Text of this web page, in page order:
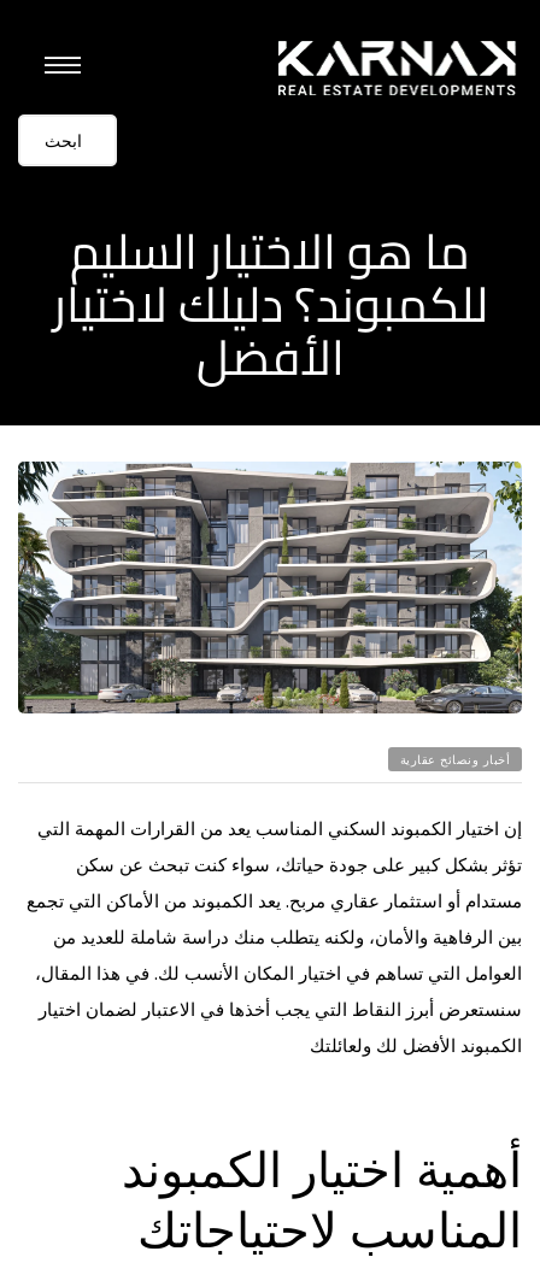
ما هو الاختيار السليم
للكمبوند؟ دليلك لاختيار
الأفضل
أخبار ونصائح عقارية
إن اختيار الكمبوند السكني المناسب يعد من القرارات المهمة التي
تؤثر بشكل كبير على جودة حياتك، سواء كنت تبحث عن سكن
مستدام أو استثمار عقاري مربح. يعد الكمبوند من الأماكن التي تجمع
بين الرفاهية والأمان، ولكنه يتطلب منك دراسة شاملة للعديد من
العوامل التي تساهم في اختيار المكان الأنسب لك. في هذا المقال،
سنستعرض أبرز النقاط التي يجب أخذها في الاعتبار لضمان اختيار
الكمبوند الأفضل لك ولعائلتك
أهمية اختيار الكمبوند
المناسب لاحتياجاتك